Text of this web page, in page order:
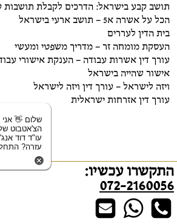
תושב קבע בישראל: הדרכים לקבלת תושבות
הכל על אשרה א5 – תושב ארעי בישראל
בית הדין לעררים
העסקת מומחה זר – מדריך משפטי ומעשי
עורך דין אשרות עבודה – הענקת אישורי
אישור שהייה בישראל
ויזה לישראל – עורך דין ויזה לישראל
עורך דין אזרחות ישראלית
התקשרו עכשיו:
072-2160056
שלום 👋 אני
הצ'אטבוט
עו"ד דוד
עזרה?